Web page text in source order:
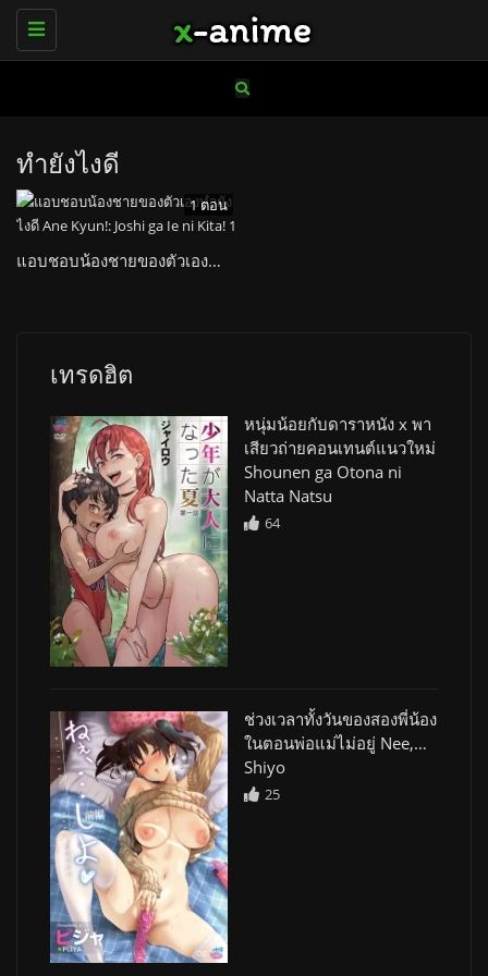
Toggle
navigation
ทำยังไงดี
1 ตอน
แอบชอบน้องชายของตัวเองทำยังไงดี Ane Kyun!: Joshi ga Ie ni Kita!
เทรดฮิต
หนุ่มน้อยกับดาราหนัง x พา
เสียวถ่ายคอนเทนต์แนวใหม่
Shounen ga Otona ni
Natta Natsu
64
ช่วงเวลาทั้งวันของสองพี่น้อง
ในตอนพ่อแม่ไม่อยู่ Nee,…
Shiyo
25